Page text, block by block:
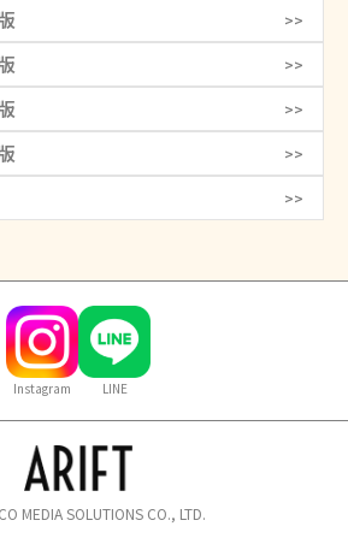
>>
>>
>>
>>
>>
Instagram LINE
MEDIA SOLUTIONS CO., LTD.